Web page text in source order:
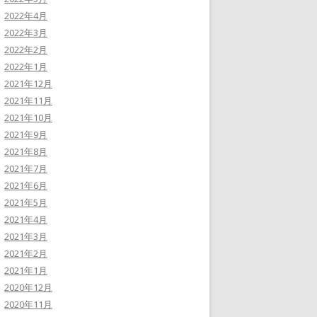
2022年4月
2022年3月
2022年2月
2022年1月
2021年12月
2021年11月
2021年10月
2021年9月
2021年8月
2021年7月
2021年6月
2021年5月
2021年4月
2021年3月
2021年2月
2021年1月
2020年12月
2020年11月